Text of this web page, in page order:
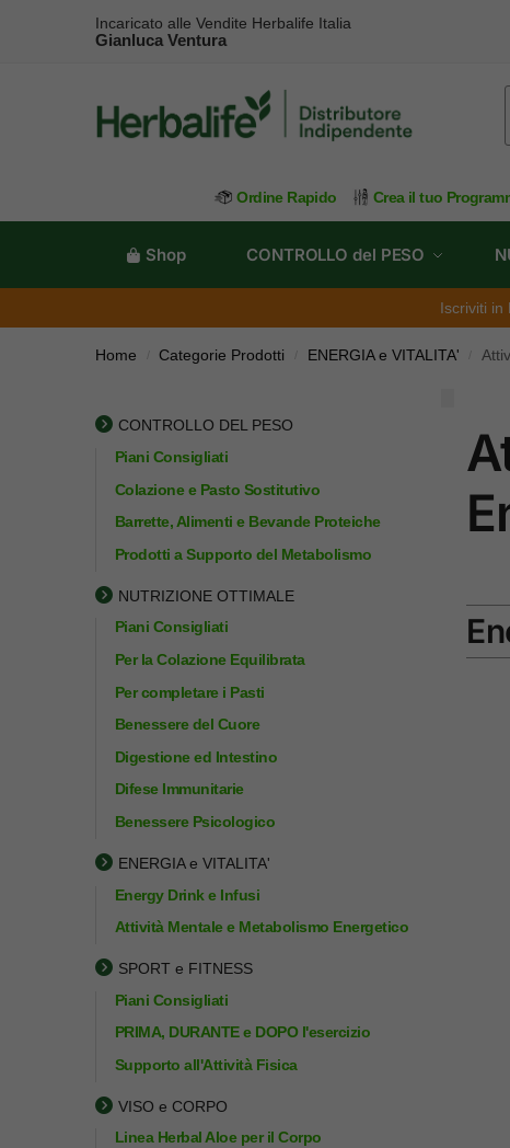
Incaricato alle Vendite Herbalife Italia
Gianluca Ventura
Ordine Rapido Crea il tuo
Shop CONTROLLO del PESO
Iscriviti in
Home Categorie Prodotti ENERGIA e VITALITA'
CONTROLLO DEL PESO
Piani Consigliati
Colazione e Pasto Sostitutivo
Barrette, Alimenti e Bevande Proteiche
Prodotti a Supporto del Metabolismo
NUTRIZIONE OTTIMALE
Piani Consigliati
Per la Colazione Equilibrata
Per completare i Pasti
Benessere del Cuore
Digestione ed Intestino
Difese Immunitarie
Benessere Psicologico
ENERGIA e VITALITA'
Energy Drink e Infusi
Attività Mentale e Metabolismo Energetico
SPORT e FITNESS
Piani Consigliati
PRIMA, DURANTE e DOPO l'esercizio
Supporto all'Attività Fisica
VISO e CORPO
Linea Herbal Aloe per il Corpo